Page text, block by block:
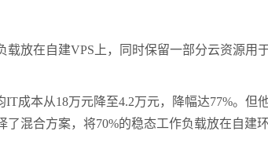
载放在自建VPS 上，同时保留一部分云资源用
IT成本从18万元降至4.2万元，降幅达77%。但
了混合方案，将70%的稳态工作负载放在自建